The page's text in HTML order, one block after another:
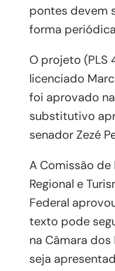
pontes devem
forma
O projeto (PLS
licenciado
foi aprovado
substitutivo
senador Zezé
A Comissão
Regional e
Federal
texto pode
na Câmara
seja